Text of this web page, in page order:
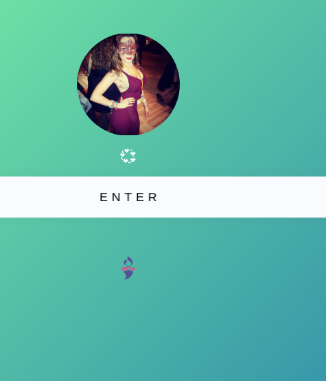
💞
E N T E R